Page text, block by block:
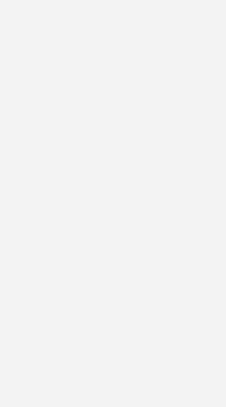
BORUSSIA - Eintracht Frankfurt (DFB-
SpVgg Greuther Fürth - BORUSSIA
FC St. Pauli - BORUSSIA (DFB-Pokal)
Arminia Bielefeld- BORUSSIA (DFB-
Kickers Offenbach - BORUSSIA (DFB-